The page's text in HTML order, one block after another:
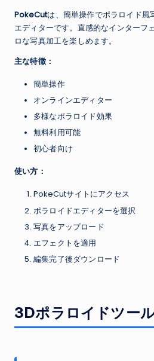
PokeCutは、簡単操作でポラロイド風
エディターです。直感的なインターフ
ロな写真加工を楽しめます。
主な特徴：
簡単操作
オンラインエディター
多様なポラロイド効果
無料利用可能
初心者向け
使い方：
PokeCutサイトにアクセス
ポラロイドエディターを選択
写真をアップロード
エフェクトを適用
編集完了後ダウンロード
3Dポラロイドツー